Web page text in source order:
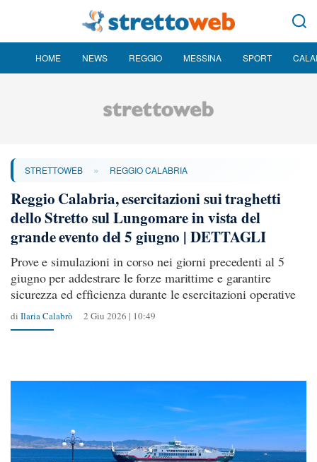
HOME NEWS REGGIO MESSINA SPORT
STRETTOWEB » REGGIO CALABRIA
Reggio Calabria, esercitazioni sui traghetti
dello Stretto sul Lungomare in vista del
grande evento del 5 giugno | DETTAGLI
Prove e simulazioni in corso nei giorni precedenti al 5
giugno per addestrare le forze marittime e garantire
sicurezza ed efficienza durante le esercitazioni operative
di Ilaria Calabrò 2 Giu 2026 | 10:49